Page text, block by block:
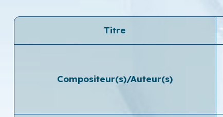
Titre
Compositeur(s)/Auteur(s)